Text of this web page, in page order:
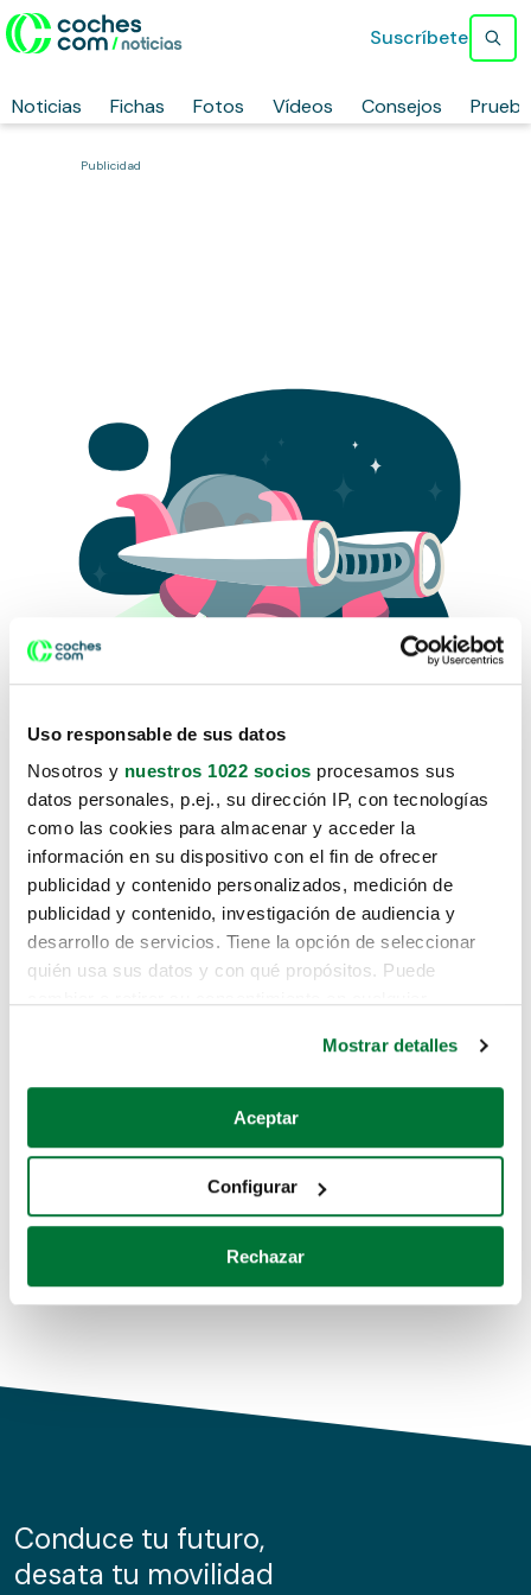
Uso responsable de sus datos
Nosotros y nuestros 1022 socios procesamos sus
datos personales, p.ej., su dirección IP, con tecnologías
como las cookies para almacenar y acceder la
información en su dispositivo con el fin de ofrecer
publicidad y contenido personalizados, medición de
publicidad y contenido, investigación de audiencia y
desarrollo de servicios. Tiene la opción de seleccionar
quién usa sus datos y con qué propósitos. Puede
Si lo permite, también quisiéramos:
Recopilar información sobre su ubicación geográfica
Identificar su dispositivo analizándolo activamente
para buscar características específicas (huellas
Obtenga más información sobre cómo se procesan sus
de cookies.
información sobre el uso que haga del sitio web con
nuestros partners de redes sociales, publicidad y análisis
Mostrar detalles
Aceptar
Configurar
Rechazar
Noticias Fichas Fotos Vídeos Consejos
Suscríbete
Publicidad
Lo sentimos, no sabemos como
te hemos traido hasta aquí.
Pero puedes encontrar el coche que estás
buscando en alguno de estos enlaces:
Coches de segunda mano
Coches de km0
Conduce tu futuro,
desata tu movilidad